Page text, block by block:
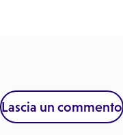
Lascia un commento